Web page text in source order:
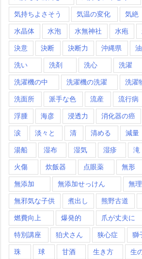
気持ちよさそう 気温の変化 気絶
水晶体 水泡 水無神社 水疱
決意 決断 決断力 沖縄県
洗い 洗剤 洗心 洗濯
洗濯機の中 洗濯機の洗濯 洗濯
洗面所 派手な色 流産 流行病
浮腫 海彦 浸透力 消化器の癌
涙 淡々と 清 清める 減量
湯船 湿布 湿気 湿疹 滝
火傷 炊飯器 点眼薬 無形
無添加 無添加せっけん 無
無邪気な子供 煮出し 熊野古道
燃費向上 爆発的 爪が丈夫に
特別講座 狛犬さん 狭心症 獅
珠 球 甘酒 生き方 生